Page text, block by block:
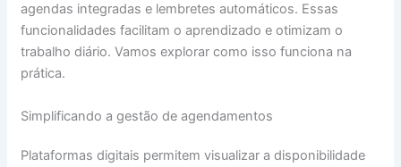
agendas integradas e lembretes automáticos. Essas
funcionalidades facilitam o aprendizado e otimizam o
trabalho diário. Vamos explorar como isso funciona na
prática.
Simplificando a gestão de agendamentos
Plataformas digitais permitem visualizar a disponibilidade